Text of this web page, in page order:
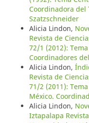
Coordinadora del
Szatzschneider
Alicia Lindon,
Revista de
72/1 (2012):
Coordinadores
Alicia Lindon,
Revista de
71/2 (2011):
México.
Alicia Lindon,
Iztapalapa